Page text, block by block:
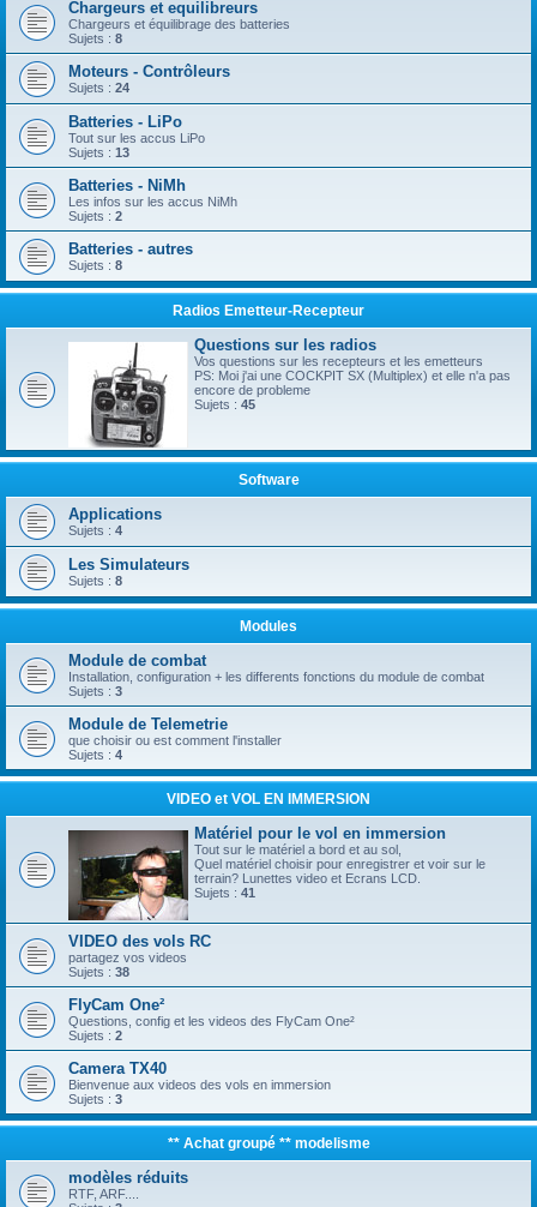
Chargeurs et equilibreurs
Chargeurs et équilibrage des batteries
Sujets : 8
Moteurs - Contrôleurs
Sujets : 24
Batteries - LiPo
Tout sur les accus LiPo
Sujets : 13
Batteries - NiMh
Les infos sur les accus NiMh
Sujets : 2
Batteries - autres
Sujets : 8
Radios Emetteur-Recepteur
Questions sur les radios
Vos questions sur les recepteurs et les emetteurs
PS: Moi j'ai une COCKPIT SX (Multiplex) et elle n'a pas
encore de probleme
Sujets : 45
Software
Applications
Sujets : 4
Les Simulateurs
Sujets : 8
Modules
Module de combat
Installation, configuration + les differents fonctions du module de combat
Sujets : 3
Module de Telemetrie
que choisir ou est comment l'installer
Sujets : 4
VIDEO et VOL EN IMMERSION
Matériel pour le vol en immersion
Tout sur le matériel a bord et au sol,
Quel matériel choisir pour enregistrer et voir sur le
terrain? Lunettes video et Ecrans LCD.
Sujets : 41
VIDEO des vols RC
partagez vos videos
Sujets : 38
FlyCam One²
Questions, config et les videos des FlyCam One²
Sujets : 2
Camera TX40
Bienvenue aux videos des vols en immersion
Sujets : 3
** Achat groupé ** modelisme
modèles réduits
RTF, ARF....